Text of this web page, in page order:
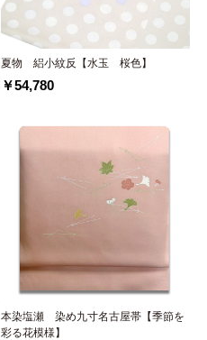
夏物 絽小紋反【水玉 桜色】
￥54,780
本染塩瀬 染め九寸名古屋帯【季節を
彩る花模様】